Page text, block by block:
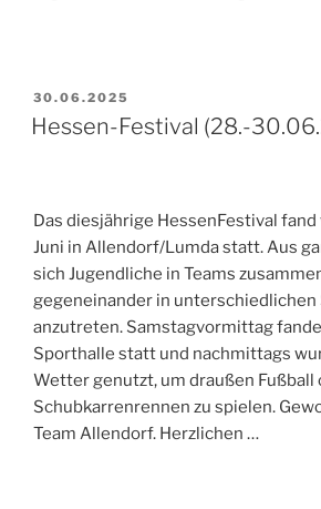
VERÖFFENTLICHT
AM
30.06.2025
Hessen-Festival (28.-
Das diesjährige HessenFestival
Juni in Allendorf/Lumda statt. Aus
sich Jugendliche in Teams
gegeneinander in unterschiedlichen
anzutreten. Samstagvormittag
Sporthalle statt und nachmittags
Wetter genutzt, um draußen Fußball
Schubkarrenrennen zu spielen.
Team Allendorf. Herzlichen …